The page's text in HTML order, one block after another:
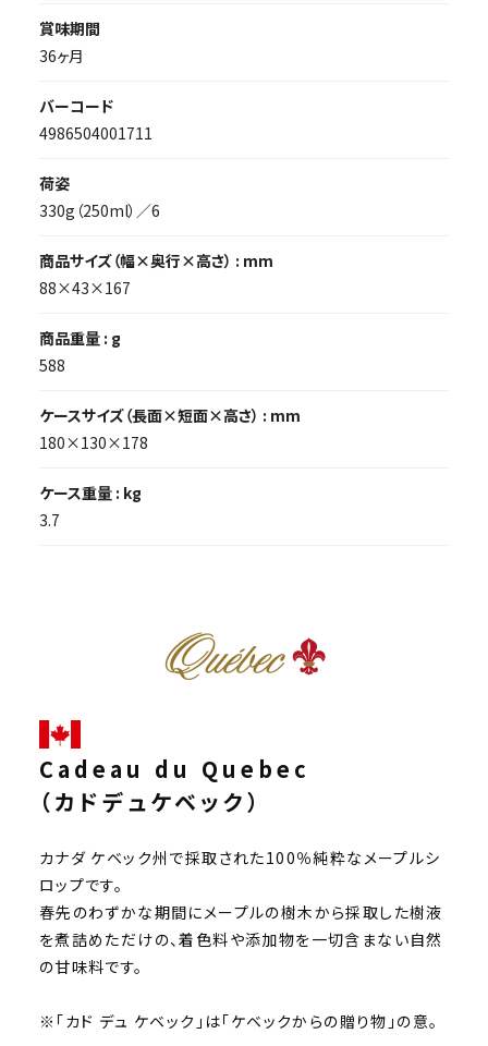
賞味期間
36ヶ月
バーコード
4986504001711
荷姿
330g（250ml）／6
商品サイズ（幅×奥行×高さ） : mm
88×43×167
商品重量 : g
588
ケースサイズ（長面×短面×高さ） : mm
180×130×178
ケース重量 : kg
3.7
Cadeau du Quebec
（カドデュケベック）
カナダ ケベック州で採取された100％純粋なメープルシ
ロップです。
春先のわずかな期間にメープルの樹木から採取した樹液
を煮詰めただけの、着色料や添加物を一切含まない自然
の甘味料です。
※「カド デュ ケベック」は「ケベックからの贈り物」の意。